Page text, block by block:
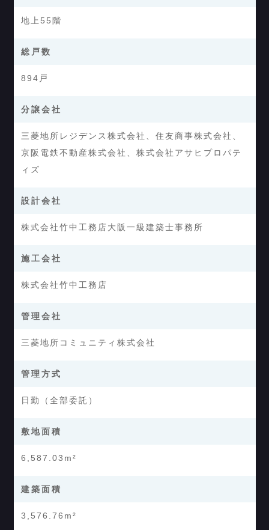
地上55階
総戸数
894戸
分譲会社
三菱地所レジデンス株式会社、住友商事株式会社、
京阪電鉄不動産株式会社、株式会社アサヒプロパテ
ィズ
設計会社
株式会社竹中工務店大阪一級建築士事務所
施工会社
株式会社竹中工務店
管理会社
三菱地所コミュニティ株式会社
管理方式
日勤（全部委託）
敷地面積
6,587.03m²
建築面積
3,576.76m²